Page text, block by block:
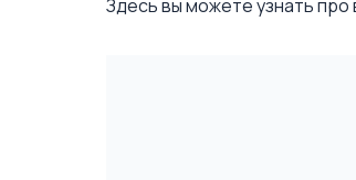
Здесь вы можете узнать про